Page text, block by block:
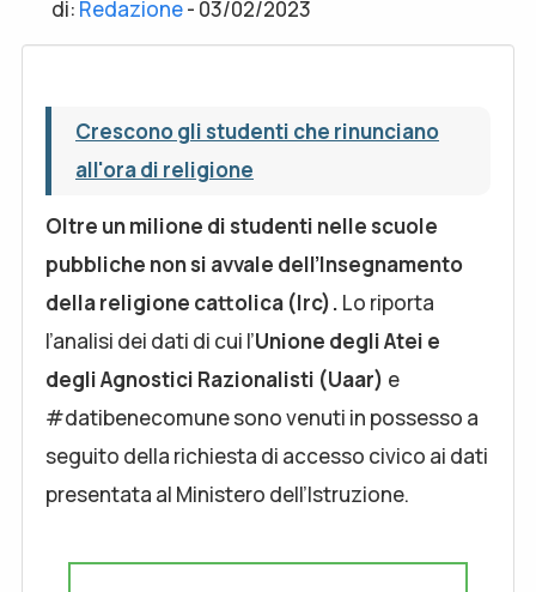
di: Redazione- 03/02/2023
Crescono gli studenti che rinunciano
all'ora di religione
Oltre un milione di studenti nelle scuole
pubbliche non si avvale dell’Insegnamento
della religione cattolica (Irc). Lo riporta
l’analisi dei dati di cui l’Unione degli Atei e
degli Agnostici Razionalisti (Uaar) e
#datibenecomune sono venuti in possesso a
seguito della richiesta di accesso civico ai dati
presentata al Ministero dell’Istruzione.